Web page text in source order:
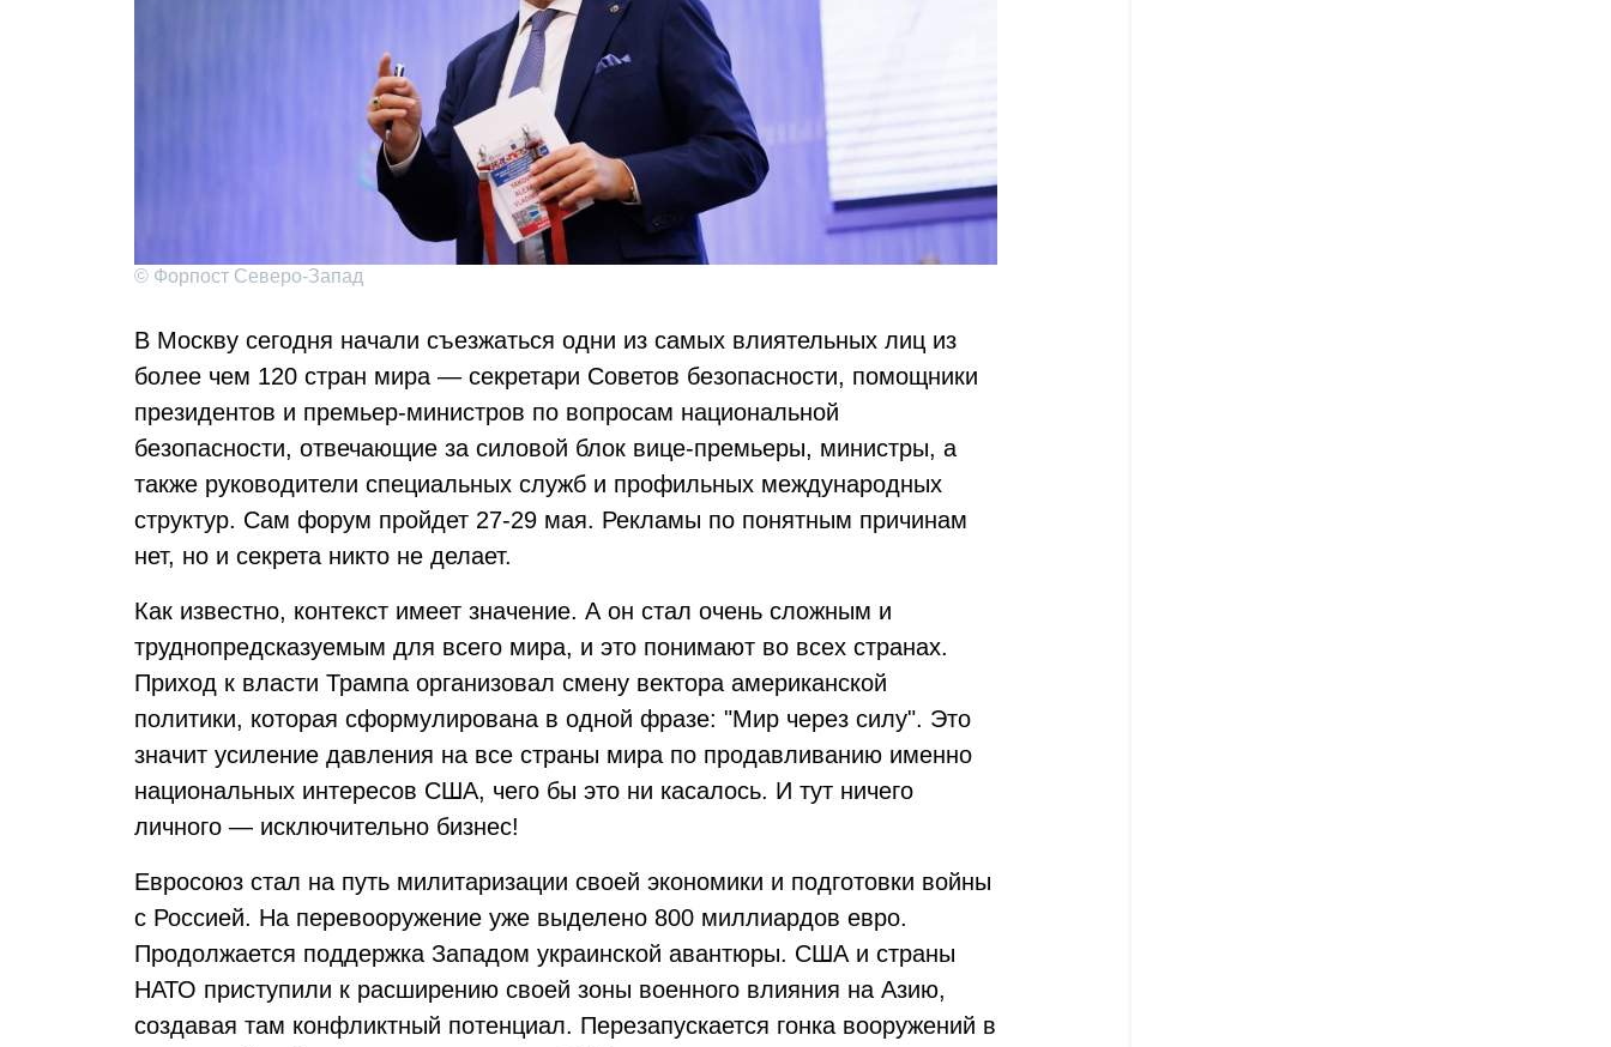
© Форпост Северо-Запад
В Москву сегодня начали съезжаться одни из самых влиятельных лиц из
более чем 120 стран мира — секретари Советов безопасности, помощники
президентов и премьер-министров по вопросам национальной
безопасности, отвечающие за силовой блок вице-премьеры, министры, а
также руководители специальных служб и профильных международных
структур. Сам форум пройдет 27-29 мая. Рекламы по понятным причинам
нет, но и секрета никто не делает.
Как известно, контекст имеет значение. А он стал очень сложным и
труднопредсказуемым для всего мира, и это понимают во всех странах.
Приход к власти Трампа организовал смену вектора американской
политики, которая сформулирована в одной фразе: "Мир через силу". Это
значит усиление давления на все страны мира по продавливанию именно
национальных интересов США, чего бы это ни касалось. И тут ничего
личного — исключительно бизнес!
Евросоюз стал на путь милитаризации своей экономики и подготовки войны
с Россией. На перевооружение уже выделено 800 миллиардов евро.
Продолжается поддержка Западом украинской авантюры. США и страны
НАТО приступили к расширению своей зоны военного влияния на Азию,
создавая там конфликтный потенциал. Перезапускается гонка вооружений в